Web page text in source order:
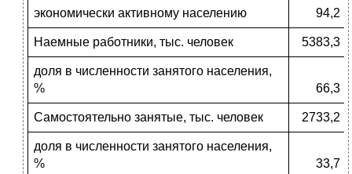
экономически активному населению 94,2
Наемные работники, тыс. человек 5383,3
доля в численности занятого населения,
%
66,3
Самостоятельно занятые, тыс. человек 2733,2
доля в численности занятого населения,
%
33,7